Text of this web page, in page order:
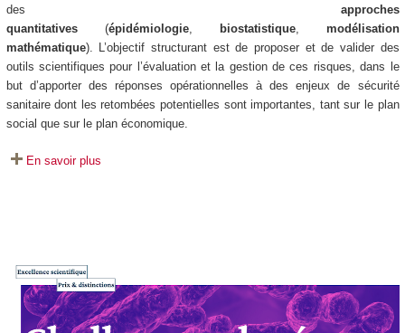
des approches
quantitatives(épidémiologie, biostatistique, modélisation
mathématique). L’objectif structurant est de proposer et de valider des
outils scientifiques pour l’évaluation et la gestion de ces risques, dans le
but d’apporter des réponses opérationnelles à des enjeux de sécurité
sanitaire dont les retombées potentielles sont importantes, tant sur le plan
social que sur le plan économique.
En savoir plus